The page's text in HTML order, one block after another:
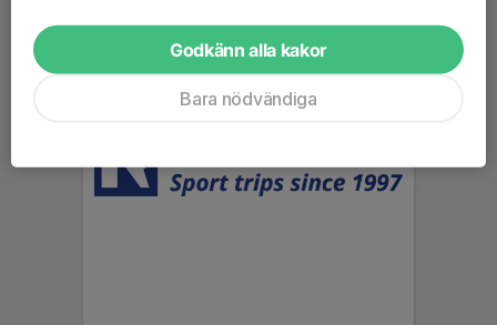
Godkänn alla kakor
Bara nödvändiga